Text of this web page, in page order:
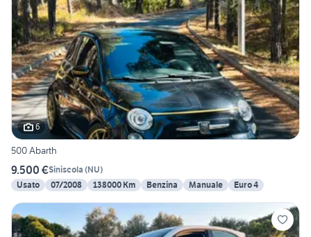
6
500 Abarth
9.500 €Siniscola (NU)
Usato
07/2008 138000 Km Benzina Manuale Euro 4